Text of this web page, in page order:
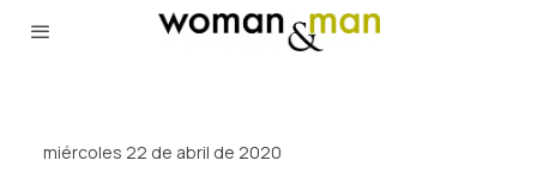
miércoles 22 de abril de 2020